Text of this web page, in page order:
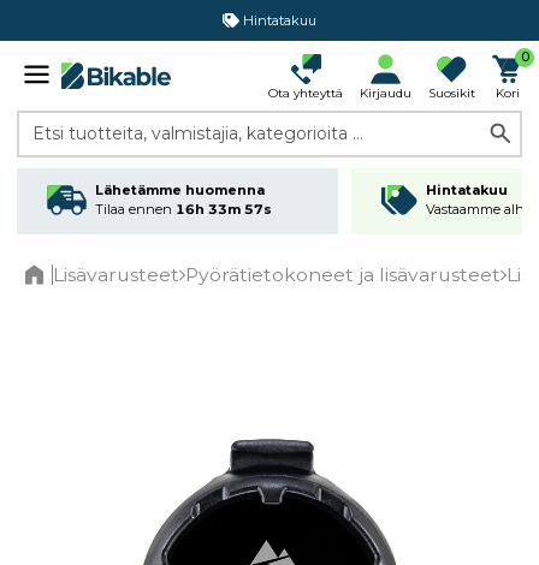
Hintatakuu
Ota yhteyttä Kirjaudu Suosikit
0
Kori
Etsi tuotteita, valmistajia, kategorioita ...
Lähetämme huomenna
Tilaa ennen 16h 33m 57s
Hintatakuu
Vastaamme
Lisävarusteet Pyörätietokoneet ja lisävarusteet